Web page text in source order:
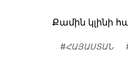
Քամին կլինի
#ՀԱՅԱՍՏԱՆ